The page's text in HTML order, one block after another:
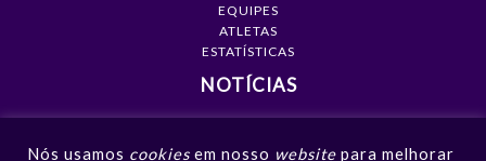
EQUIPES
ATLETAS
ESTATÍSTICAS
NOTÍCIAS
Nós usamos cookies em nosso website para melhorar